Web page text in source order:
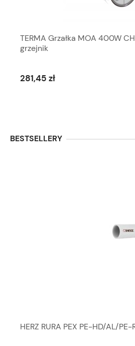
TERMA Grzałka MOA 400W
grzejnik
281,45 zł
BESTSELLERY
HERZ RURA PEX PE-HD/AL/